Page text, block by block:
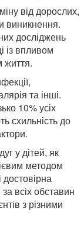
від дорослих,
виникнення.
досліджень
із впливом
життя.
та інші.
10% усіх
схильність до
у дітей, як
методом
всіх обставин
з різними